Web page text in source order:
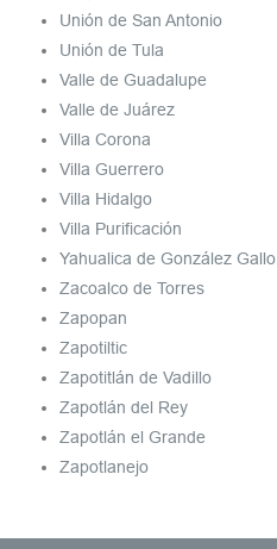
Unión de San Antonio
Unión de Tula
Valle de Guadalupe
Valle de Juárez
Villa Corona
Villa Guerrero
Villa Hidalgo
Villa Purificación
Yahualica de González Gallo
Zacoalco de Torres
Zapopan
Zapotiltic
Zapotitlán de Vadillo
Zapotlán del Rey
Zapotlán el Grande
Zapotlanejo